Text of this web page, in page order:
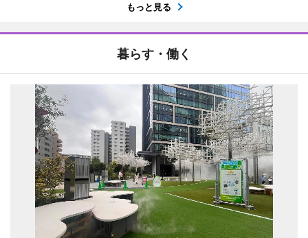
もっと見る
暮らす・働く